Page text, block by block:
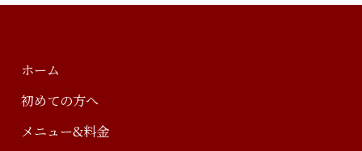
ホーム
初めての方へ
メニュー&料金